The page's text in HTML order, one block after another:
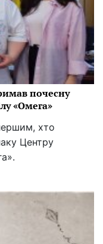
почесну
«Омега»
хто
Центру